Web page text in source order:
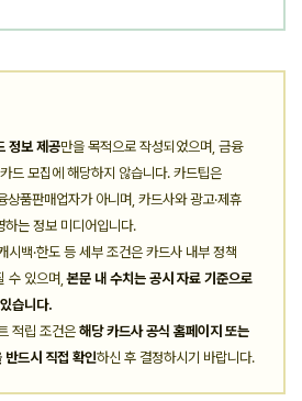
정보 제공만을 목적으로 작성되었으며, 금융
드 모집에 해당하지 않습니다. 카드팁은
상품판매업자가 아니며, 카드사와 광고·제휴
하는 정보 미디어입니다.
시백·한도 등 세부 조건은 카드사 내부 정책
수 있으며,본문 내 수치는 공시 자료 기준으로
습니다.
적립 조건은 해당 카드사 공식 홈페이지 또는
반드시 직접 확인하신 후 결정하시기 바랍니다.